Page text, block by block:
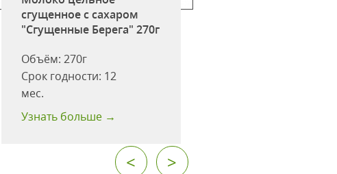
сгущенное с сахаром
"Сгущенные Берега" 270г
Объём:270г
Срок годности: 12
мес.
Узнать больше →
< >